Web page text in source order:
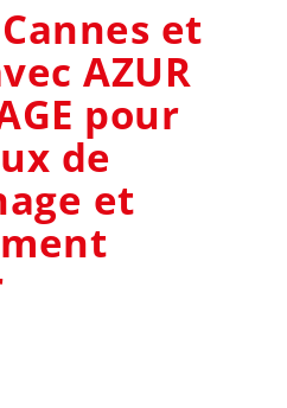
et
AZUR
pour
de
et